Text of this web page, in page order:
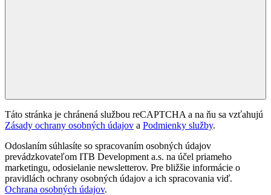
Táto stránka je chránená službou reCAPTCHA a na ňu sa vzťahujú
Zásady ochrany osobných údajov a Podmienky služby.
Odoslaním súhlasíte so spracovaním osobných údajov
prevádzkovateľom ITB Development a.s. na účel priameho
marketingu, odosielanie newsletterov. Pre bližšie informácie o
pravidlách ochrany osobných údajov a ich spracovania viď.
Ochrana osobných údajov.